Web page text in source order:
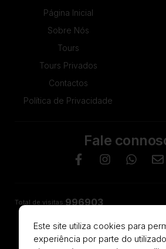
Página Inicial
Sobre Nós
Tours
Tours Privados
Contactos
Política de Privacidade
Fale
996903
Este site utiliza cookies para
experiência por parte do